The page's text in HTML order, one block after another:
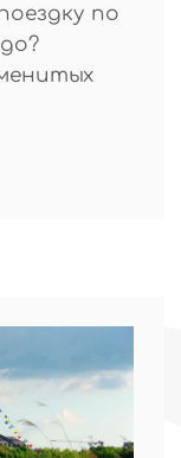
по